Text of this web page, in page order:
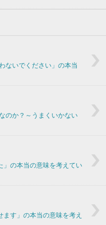
ないでください」の本当
のか？～うまくいかない
」の本当の意味を考えてい
す」の本当の意味を考え